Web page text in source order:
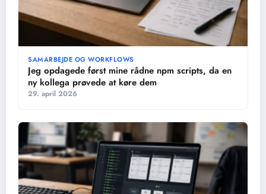
SAMARBEJDE OG WORKFLOWS
Jeg opdagede først mine rådne npm scripts, da en
ny kollega prøvede at køre dem
29. april 2026